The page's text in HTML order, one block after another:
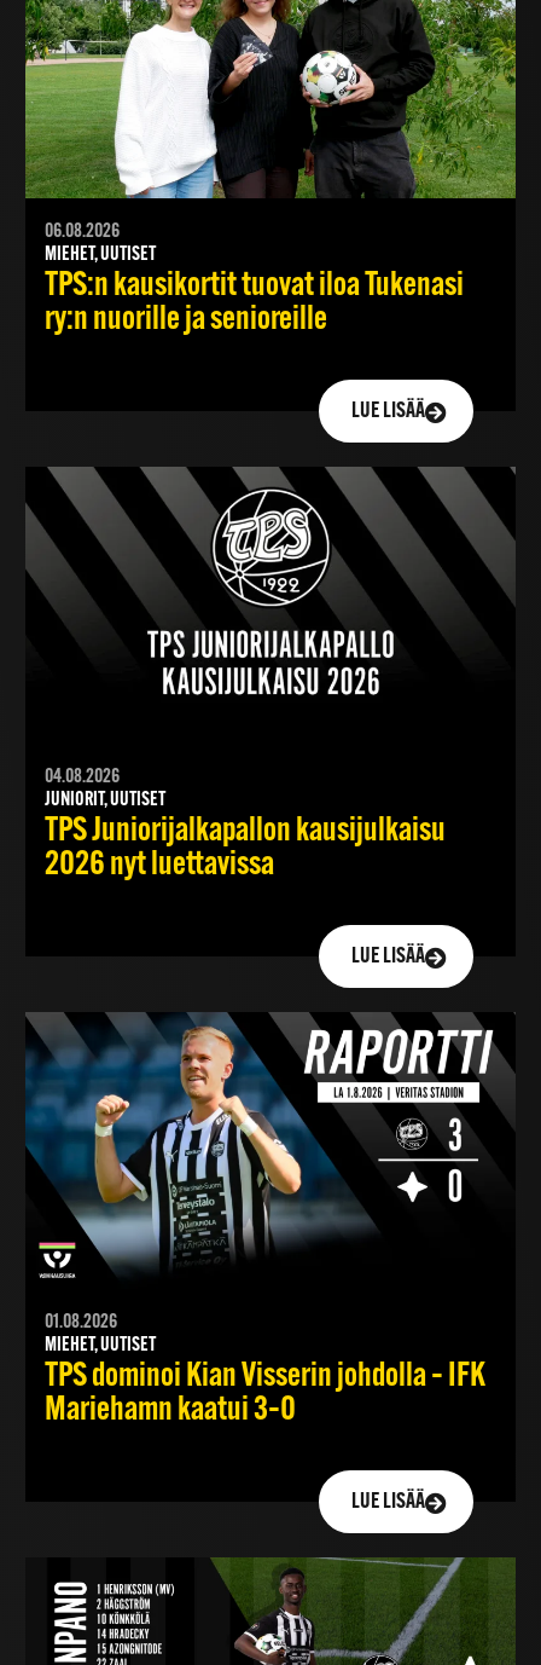
06.08.2026
MIEHET, UUTISET
TPS:n kausikortit tuovat iloa Tukenasi
ry:n nuorille ja senioreille
LUE LISÄÄ
04.08.2026
JUNIORIT, UUTISET
TPS Juniorijalkapallon kausijulkaisu
2026 nyt luettavissa
LUE LISÄÄ
01.08.2026
MIEHET, UUTISET
TPS dominoi Kian Visserin johdolla – IFK
Mariehamn kaatui 3–0
LUE LISÄÄ